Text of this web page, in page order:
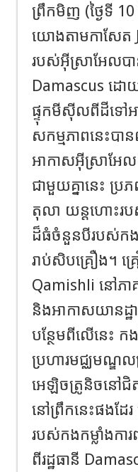
ព្រឹកមិញ (ថ្ងៃទី 10
យោងតាមកាសែត
របស់អ៊ីស្រាអែលប
Damascus ដោយ
ផ្ទុកមីស៊ីលពីដីទៅអ
សកម្មភាពនេះបា
អាកាសអ៊ីស្រាអែ
ជាមួយគ្នានេះ ប្
តុលា យន្តហោះរ
ដ៏ធំចំនួនបីរបស់កង
រាប់សិបគ្រឿង។ គ្រ
Qamishli នៅភា
និងអាកាសយានដ្ឋ
បន្ថែមពីលើនេះ
ប្រហារមជ្ឈមណ្ឌ
អេឡិចត្រូនិចនៅជិ
នៅព្រឹកនេះផងដែ
របស់កងកម្លាំងកា
ពីរដ្ឋធានី